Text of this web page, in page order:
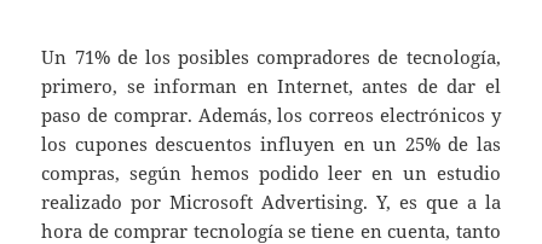
Un 71% de los posibles compradores de tecnología,
primero, se informan en Internet, antes de dar el
paso de comprar. Además, los correos electrónicos y
los cupones descuentos influyen en un 25% de las
compras, según hemos podido leer en un estudio
realizado por Microsoft Advertising. Y, es que a la
hora de comprar tecnología se tiene en cuenta, tanto